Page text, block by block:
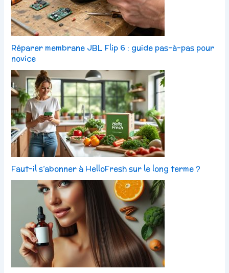
Réparer membrane JBL Flip 6 : guide pas-à-pas pour
novice
Faut-il s’abonner à HelloFresh sur le long terme ?